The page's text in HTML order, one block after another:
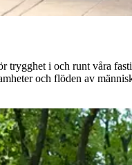
trygghet i och runt våra
och flöden av